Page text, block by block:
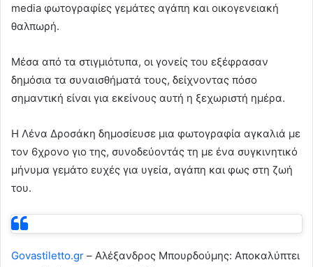
media φωτογραφίες γεμάτες αγάπη και οικογενειακή
θαλπωρή.
Μέσα από τα στιγμιότυπα, οι γονείς του εξέφρασαν
δημόσια τα συναισθήματά τους, δείχνοντας πόσο
σημαντική είναι για εκείνους αυτή η ξεχωριστή ημέρα.
Η Λένα Δροσάκη δημοσίευσε μια φωτογραφία αγκαλιά με
τον 6χρονο γιο της, συνοδεύοντάς τη με ένα συγκινητικό
μήνυμα γεμάτο ευχές για υγεία, αγάπη και φως στη ζωή
του.
Govastiletto.gr – Αλέξανδρος Μπουρδούμης: Αποκαλύπτει